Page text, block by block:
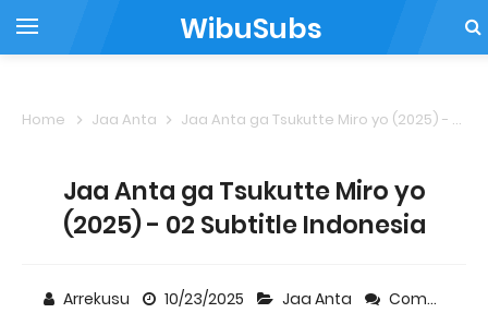
WibuSubs
Home Jaa Anta Jaa Anta ga Tsukutte Miro yo (2025) - 02 Subtitle Indonesia
Jaa Anta ga Tsukutte Miro yo
(2025) - 02 Subtitle Indonesia
Arrekusu 10/23/2025 Jaa Anta Comment